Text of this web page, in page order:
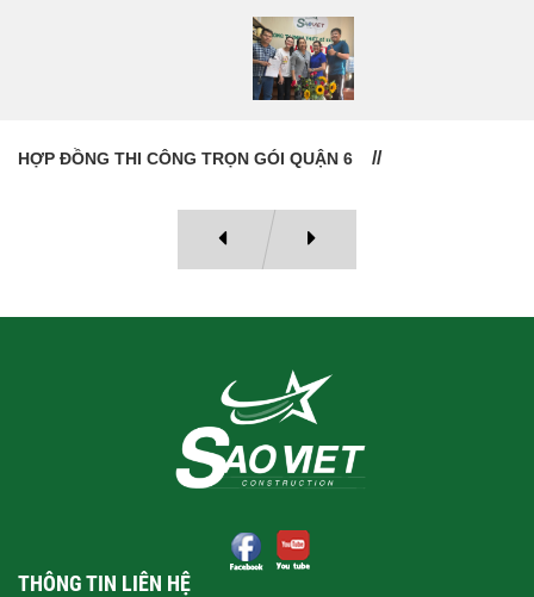
HỢP ĐỒNG THI CÔNG TRỌN GÓI QUẬN 6
THÔNG TIN LIÊN HỆ